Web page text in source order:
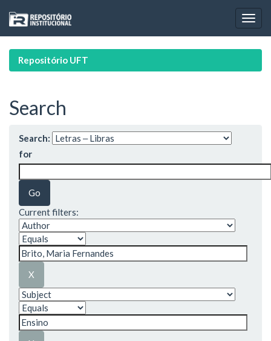
navigation
Repositório UFT
Search
Search:
for
Current filters: